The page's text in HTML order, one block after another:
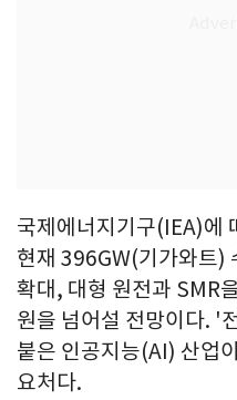
국제에너지기구(IEA)에
현재 396GW(기가와트)
확대, 대형 원전과 SMR
원을 넘어설 전망이다. '
붙은 인공지능(AI) 산업
요처다.